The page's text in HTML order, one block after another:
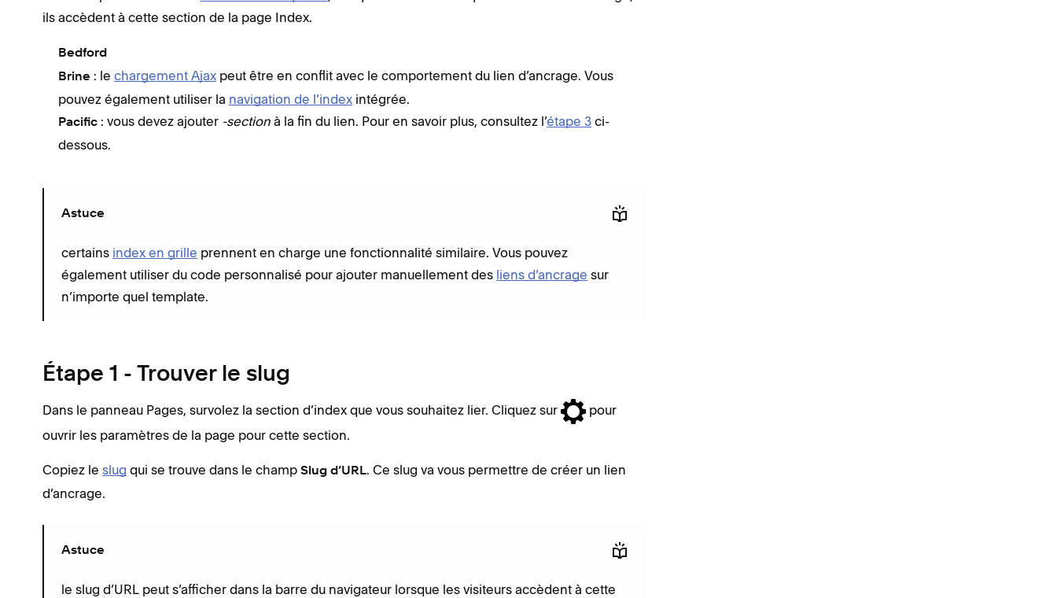
ils accèdent à cette section de la page Index.
Bedford
Brine : le chargement Ajax peut être en conflit avec le comportement du lien d’ancrage. Vous
pouvez également utiliser la navigation de l’index intégrée.
Pacific : vous devez ajouter -section à la fin du lien. Pour en savoir plus, consultez l’étape 3 ci-
dessous.
Astuce
certains index en grille prennent en charge une fonctionnalité similaire. Vous pouvez
également utiliser du code personnalisé pour ajouter manuellement des liens d’ancrage sur
n’importe quel template.
Étape 1 - Trouver le slug
Dans le panneau Pages, survolez la section d’index que vous souhaitez lier. Cliquez sur
pour
ouvrir les paramètres de la page pour cette section.
Copiez le slug qui se trouve dans le champ Slug d’URL. Ce slug va vous permettre de créer un lien
d’ancrage.
Astuce
le slug d’URL peut s’afficher dans la barre du navigateur lorsque les visiteurs accèdent à cette